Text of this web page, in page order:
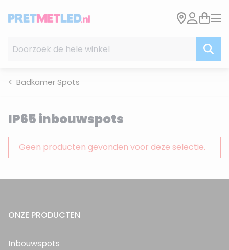
Badkamer Spots
IP65 inbouwspots
Geen producten gevonden voor deze selectie.
ONZE PRODUCTEN
Inbouwspots